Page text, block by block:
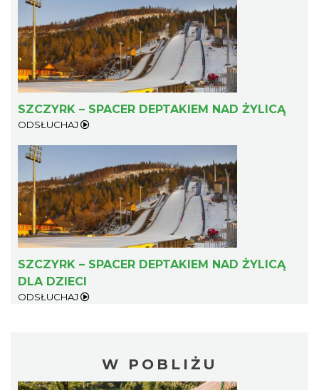
SZCZYRK – SPACER DEPTAKIEM NAD ŻYLICĄ
ODSŁUCHAJ
SZCZYRK – SPACER DEPTAKIEM NAD ŻYLICĄ
DLA DZIECI
ODSŁUCHAJ
W POBLIŻU